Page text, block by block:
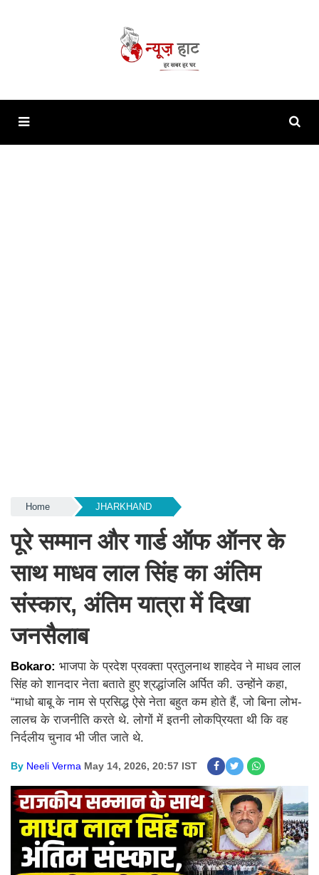
Home JHARKHAND
पूरे सम्मान और गार्ड ऑफ ऑनर के
साथ माधव लाल सिंह का अंतिम
संस्कार, अंतिम यात्रा में दिखा
जनसैलाब
Bokaro: भाजपा के प्रदेश प्रवक्ता प्रतुलनाथ शाहदेव ने माधव लाल
सिंह को शानदार नेता बताते हुए श्रद्धांजलि अर्पित की. उन्होंने कहा,
“माधो बाबू के नाम से प्रसिद्ध ऐसे नेता बहुत कम होते हैं, जो बिना लोभ-
लालच के राजनीति करते थे. लोगों में इतनी लोकप्रियता थी कि वह
निर्दलीय चुनाव भी जीत जाते थे.
By Neeli Verma May 14, 2026, 20:57 IST